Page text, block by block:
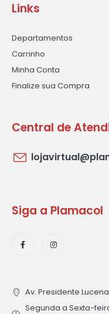
Links
Departamentos
Carrinho
Minha Conta
Finalize sua Compra
Central de
Siga a Plamacol
Av. Presidente
Segunda a Sexta-